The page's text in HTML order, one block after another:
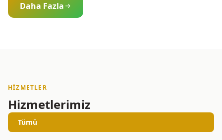
Daha Fazla
HIZMETLER
Hizmetlerimiz
Tümü